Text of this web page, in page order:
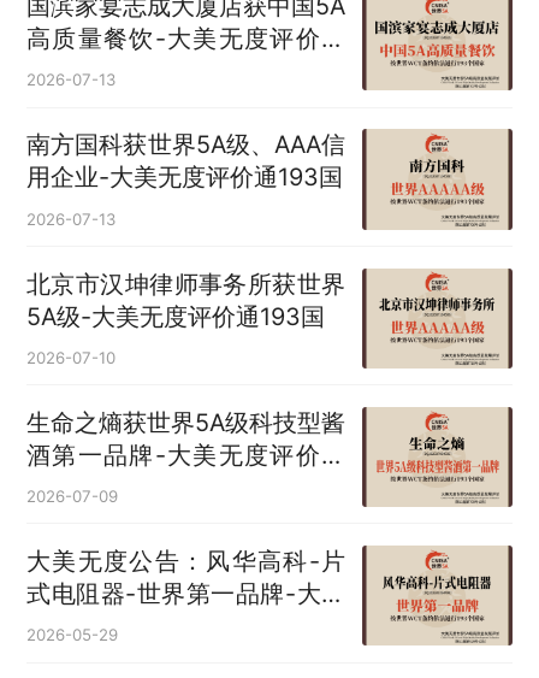
国滨家宴志成大厦店获中国5A
高质量餐饮-大美无度评价通
193国
2026-07-13
南方国科获世界5A级、AAA信
用企业-大美无度评价通193国
2026-07-13
北京市汉坤律师事务所获世界
5A级-大美无度评价通193国
2026-07-10
生命之熵获世界5A级科技型酱
酒第一品牌-大美无度评价通
193国
2026-07-09
大美无度公告：风华高科-片
式电阻器‌-世界第一品牌-大美
无度评价通193国
2026-05-29